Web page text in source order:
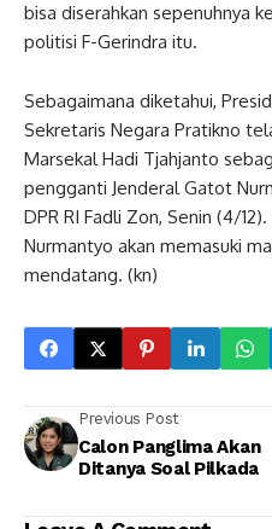
bisa diserahkan sepenuhnya
politisi F-Gerindra itu.
Sebagaimana diketahui,
Sekretaris Negara Pratikno
Marsekal Hadi Tjahjanto
pengganti Jenderal Gatot
DPR RI Fadli Zon, Senin (4/
Nurmantyo akan memasuki
mendatang. (kn)
Previous Post
Calon Panglima Akan
Ditanya Soal Pilkada